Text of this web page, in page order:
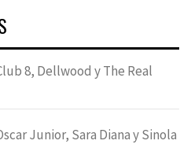
8, Dellwood y The Real
Junior, Sara Diana y Sinola